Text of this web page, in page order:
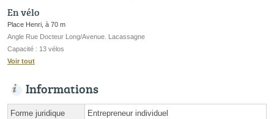
En vélo
Place Henri, à 70 m
Angle Rue Docteur Long/Avenue. Lacassagne
Capacité : 13 vélos
Voir tout
Informations
Forme juridique Entrepreneur individuel